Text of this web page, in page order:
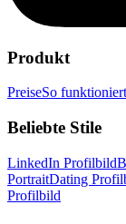
Produkt
PreiseSo
Beliebte Stile
LinkedIn Profilbild
PortraitDating
Profilbild